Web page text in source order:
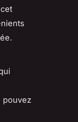
pouvez